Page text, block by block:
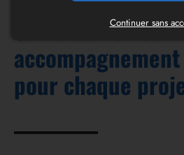
Carrosserie
pour chaque
Continuer sans